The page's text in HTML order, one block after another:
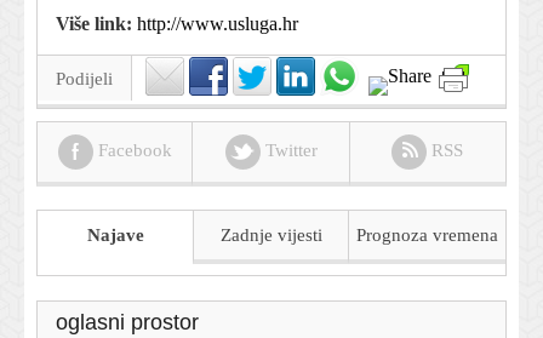
Više link: http://www.usluga.hr
Podijeli
Facebook Twitter RSS
Najave Zadnje vijesti Prognoza vremena
oglasni prostor